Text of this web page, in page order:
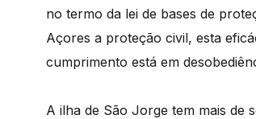
no termo da lei de bases de
Açores a proteção civil, esta
cumprimento está em
A ilha de São Jorge tem mais de